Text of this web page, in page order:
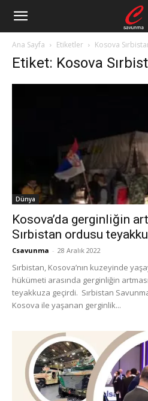
Ana Sayfa Etiketler Kosova
Etiket: Kosova
Dünya
Kosova’da gerginliğin
Sırbistan ordusu
Csavunma - 28 Aralık 2022
Sırbistan, Kosova’nın kuzeyinde
hükümeti arasında gerginliğin
teyakkuza geçirdi. Sırbistan
Kosova ile yaşanan gerginlik...